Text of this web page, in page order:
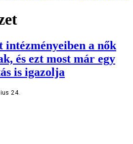
intézményeiben a nők
és ezt most már egy
is igazolja
24.